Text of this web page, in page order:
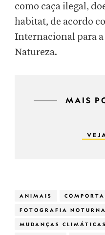
como caça ilegal,
habitat, de acordo
Internacional para a
Natureza.
MAIS
ANIMAIS
FOTOGRAFIA NOTURNA
MUDANÇAS CLIMÁTICAS